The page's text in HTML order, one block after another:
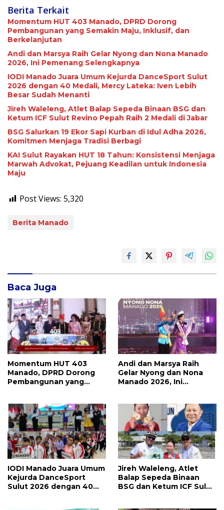
Berita Terkait
Momentum HUT 403 Manado, DPRD Dorong
Pembangunan yang Semakin Maju, Inklusif, dan
Berkelanjutan
Andi dan Marsya Raih Gelar Nyong dan Nona Manado
2026, Ini Pemenang Selengkapnya
IODI Manado Juara Umum Kejurda DanceSport Sulut
2026 dengan 40 Medali, Mercy Lateka: Iven Lebih
Besar Sudah Menanti
Jireh Waleleng, Atlet Balap Sepeda Binaan BSG dan
Ketum ICF Sulut Revino Pepah Raih 2 Medali di Jabar
BSG Salurkan 19 Ekor Sapi Kurban di Idul Adha 2026,
Komitmen Menjaga Tradisi Berbagi
KAI Sulut Rayakan HUT 18 Tahun: Konsistensi Menjaga
Marwah Advokat, Pejuang Keadilan untuk Indonesia
Maju
Post Views: 5,320
Berita Manado
Baca Juga
Momentum HUT 403
Manado, DPRD Dorong
Pembangunan yang
Andi dan Marsya Raih
Gelar Nyong dan Nona
Manado 2026, Ini
IODI Manado Juara Umum
Kejurda DanceSport
Sulut 2026 dengan 40
Jireh Waleleng, Atlet
Balap Sepeda Binaan
BSG dan Ketum ICF Sulut